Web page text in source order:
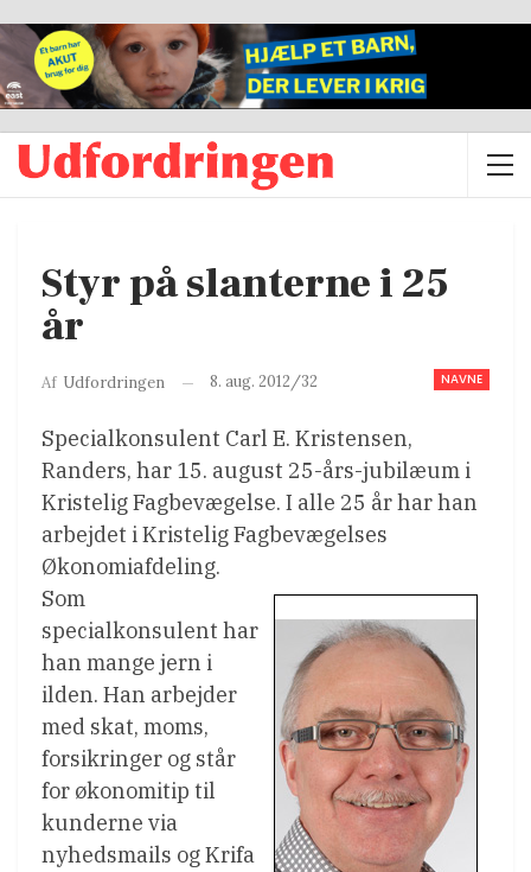
Styr på slanterne i 25
år
NAVNE
Af Udfordringen 8. aug. 2012/32
Specialkonsulent Carl E. Kristensen,
Randers, har 15. august 25-års-jubilæum i
Kristelig Fagbevægelse. I alle 25 år har han
arbejdet i Kristelig Fagbevægelses
Økonomiafdeling.
Som
specialkonsulent har
han mange jern i
ilden. Han arbejder
med skat, moms,
forsikringer og står
for økonomitip til
kunderne via
nyhedsmails og Krifa